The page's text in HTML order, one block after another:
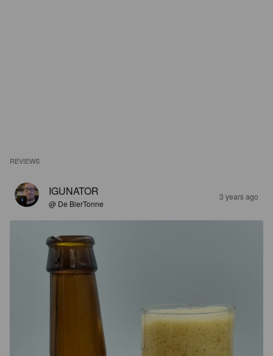
REVIEWS
IGUNATOR
@ De BierTonne
3 years ago